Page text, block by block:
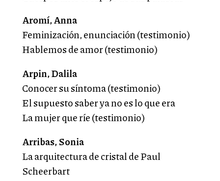
Aromí, Anna
Feminización, enunciación (testimonio)
Hablemos de amor (testimonio)
Arpin, Dalila
Conocer su síntoma (testimonio)
El supuesto saber ya no es lo que era
La mujer que ríe (testimonio)
Arribas, Sonia
La arquitectura de cristal de Paul
Scheerbart